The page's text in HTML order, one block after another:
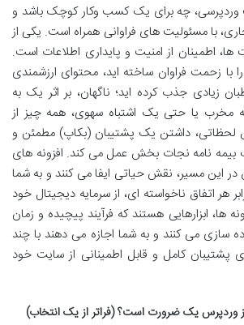
چه برای یک کسب وکار کوچک باشد و
با مسئولیت های فراوانی همراه است. یکی از
اطمینان از امنیت و پایداری اطلاعات است.
با زحمت فراوان ساخته اید، محتوای ارزشمندی
زیادی جذب کرده اید؛ ناگهان، بر اثر یک به
مخرب یا حتی یک اشتباه سهوی، همه چیز از
داشتن یک پشتیبان (بکاپ) مطمئن و
بیمه نامه نجات بخش عمل می کند. افزونه های
این مسیر، نقش حیاتی ایفا می کنند و به شما
هر اتفاق ناخواسته ای، از سرمایه دیجیتال خود
ها، ابزارهایی هستند که فرآیند پیچیده و زمان
سازی می کنند و به شما اجازه می دهند با چند
کامل و قابل اطمینانی از سایت خود